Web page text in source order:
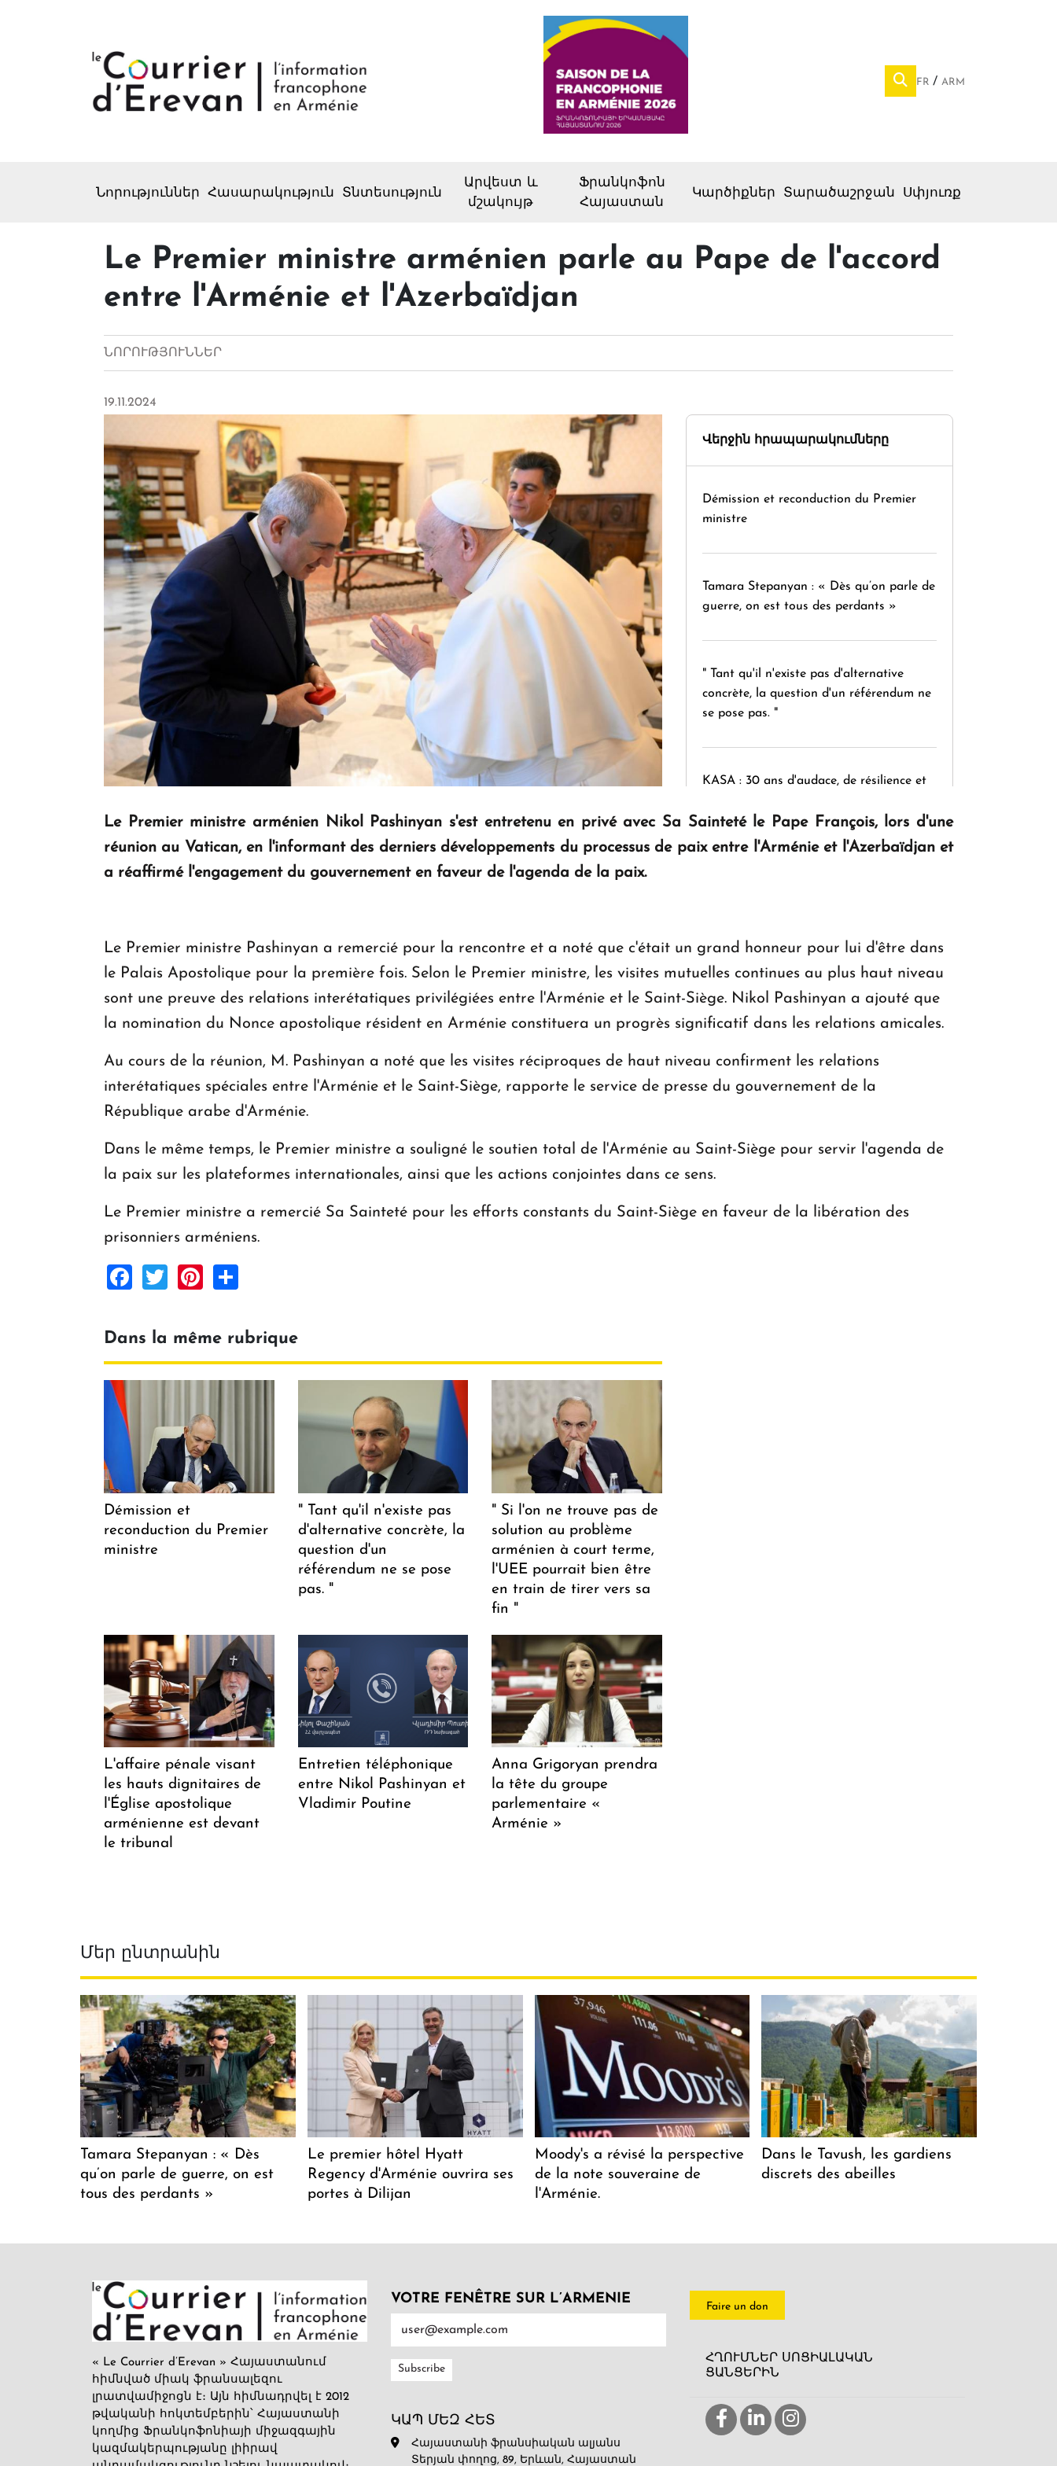
FR ARM
Նորություններ Հասարակություն Տնտեսություն
Արվեստ և
մշակույթ
Ֆրանկոֆոն
Հայաստան
Կարծիքներ Տարածաշրջան Սփյուռք
Le Premier ministre arménien parle au Pape de l'accord
entre l'Arménie et l'Azerbaïdjan
ՆՈՐՈՒԹՅՈՒՆՆԵՐ
19.11.2024
Վերջին հրապարակումները
Démission et reconduction du Premier
ministre
Tamara Stepanyan : « Dès qu’on parle de
guerre, on est tous des perdants »
" Tant qu'il n'existe pas d'alternative
concrète, la question d'un référendum ne
se pose pas. "
KASA : 30 ans d'audace, de résilience et
Le Premier ministre arménien Nikol Pashinyan s'est entretenu en privé avec Sa Sainteté le Pape François, lors d'une
réunion au Vatican, en l'informant des derniers développements du processus de paix entre l'Arménie et l'Azerbaïdjan et
a réaffirmé l'engagement du gouvernement en faveur de l'agenda de la paix.
Le Premier ministre Pashinyan a remercié pour la rencontre et a noté que c'était un grand honneur pour lui d'être dans
le Palais Apostolique pour la première fois. Selon le Premier ministre, les visites mutuelles continues au plus haut niveau
sont une preuve des relations interétatiques privilégiées entre l'Arménie et le Saint-Siège. Nikol Pashinyan a ajouté que
la nomination du Nonce apostolique résident en Arménie constituera un progrès significatif dans les relations amicales.
Au cours de la réunion, M. Pashinyan a noté que les visites réciproques de haut niveau confirment les relations
interétatiques spéciales entre l'Arménie et le Saint-Siège, rapporte le service de presse du gouvernement de la
République arabe d'Arménie.
Dans le même temps, le Premier ministre a souligné le soutien total de l'Arménie au Saint-Siège pour servir l'agenda de
la paix sur les plateformes internationales, ainsi que les actions conjointes dans ce sens.
Le Premier ministre a remercié Sa Sainteté pour les efforts constants du Saint-Siège en faveur de la libération des
prisonniers arméniens.
Facebook
TwitterPinterest
Dans la même rubrique
Démission et
reconduction du Premier
ministre
" Tant qu'il n'existe pas
d'alternative concrète, la
question d'un
référendum ne se pose
pas. "
" Si l'on ne trouve pas de
solution au problème
arménien à court terme,
l'UEE pourrait bien être
en train de tirer vers sa
fin "
L'affaire pénale visant
les hauts dignitaires de
l'Église apostolique
arménienne est devant
le tribunal
Entretien téléphonique
entre Nikol Pashinyan et
Vladimir Poutine
Anna Grigoryan prendra
la tête du groupe
parlementaire «
Arménie »
Մեր ընտրանին
Tamara Stepanyan : « Dès
qu’on parle de guerre, on est
tous des perdants »
Le premier hôtel Hyatt
Regency d'Arménie ouvrira ses
portes à Dilijan
Moody's a révisé la perspective
de la note souveraine de
l'Arménie.
Dans le Tavush, les gardiens
discrets des abeilles
« Le Courrier d’Erevan » Հայաստանում
հիմնված միակ ֆրանսալեզու
լրատվամիջոցն է։ Այն հիմնադրվել է 2012
թվականի հոկտեմբերին՝ Հայաստանի
կողմից Ֆրանկոֆոնիայի միջազգային
կազմակերպությանը լիիրավ
VOTRE FENÊTRE SUR L’ARMENIE
ԿԱՊ ՄԵԶ ՀԵՏ
Հայաստանի ֆրանսիական ալյանս
Տերյան փողոց, 89, Երևան, Հայաստան
Faire un don
ՀՂՈՒՄՆԵՐ ՍՈՑԻԱԼԱԿԱՆ
ՑԱՆՑԵՐԻՆ